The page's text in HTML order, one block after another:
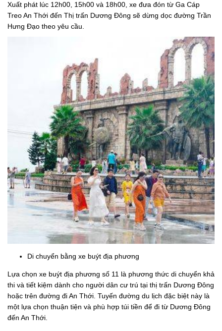
Xuất phát lúc 12h00, 15h00 và 18h00, xe đưa đón từ Ga Cáp
Treo An Thới đến Thị trấn Dương Đông sẽ dừng dọc đường Trần
Hưng Đạo theo yêu cầu.
Di chuyển bằng xe buýt địa phương
Lựa chọn xe buýt địa phương số 11 là phương thức di chuyển khả
thi và tiết kiệm dành cho người dân cư trú tại thị trấn Dương Đông
hoặc trên đường đi An Thới. Tuyến đường du lịch đặc biệt này là
một lựa chọn thuận tiện và phù hợp túi tiền để đi từ Dương Đông
đến An Thới.